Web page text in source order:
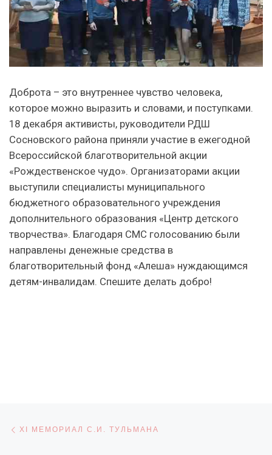
Доброта – это внутреннее чувство человека,
которое можно выразить и словами, и поступками.
18 декабря активисты, руководители РДШ
Сосновского района приняли участие в ежегодной
Всероссийской благотворительной акции
«Рождественское чудо». Организаторами акции
выступили специалисты муниципального
бюджетного образовательного учреждения
дополнительного образования «Центр детского
творчества». Благодаря СМС голосованию были
направлены денежные средства в
благотворительный фонд «Алеша» нуждающимся
детям-инвалидам. Спешите делать добро!
Навигация по записям
XI МЕМОРИАЛ С.И. ТУЛЬМАНА